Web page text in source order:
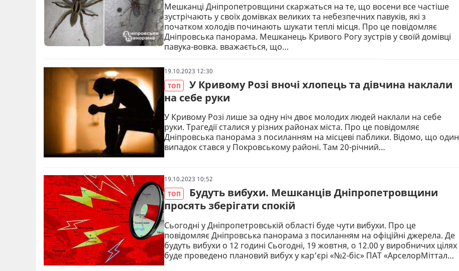
Мешканці Дніпропетровщини скаржаться на те, що восени все частіше
зустрічають у своїх домівках великих та небезпечних павуків, які з
початком холодів починають шукати теплі місця. Про це повідомляє
Дніпровська панорама. Мешканець Кривого Рогу зустрів у своїй домівці
павука-вовка. вважається, що…
19.10.2023 12:30
ТОП
У Кривому Розі вночі хлопець та дівчина наклали
на себе руки
У Кривому Розі лише за одну ніч двоє молодих людей наклали на себе
руки. Трагедії сталися у різних районах міста. Про це повідомляє
Дніпровська панорама з посиланням на місцеві паблики. Відомо, що один
випадок стався у Покровському районі. Там 20-річний…
19.10.2023 10:52
ТОП
Будуть вибухи. Мешканців Дніпропетровщини
просять зберігати спокій
Сьогодні у Дніпропетровській області буде чути вибухи. Про це
повідомляє Дніпровська панорама з посиланням на офіційні джерела. Де
будуть вибухи о 12 годині Сьогодні, 19 жовтня, о 12.00 у виробничих цілях
буде проведено плановий вибух у кар’єрі «№2-біс» ПАТ «АрселорМіттал…